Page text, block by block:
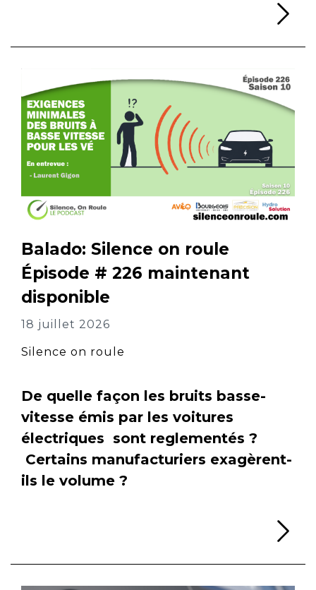
Balado: Silence on roule
Épisode # 226 maintenant
disponible
18 juillet 2026
Silence on roule
De quelle façon les bruits basse-
vitesse émis par les voitures
électriques sont reglementés ?
Certains manufacturiers exagèrent-
ils le volume ?